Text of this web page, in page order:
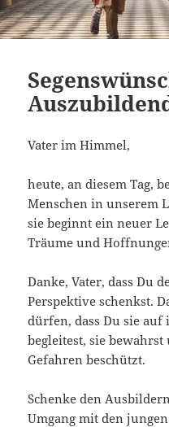
Vater im Himmel,
heute, an diesem Tag,
Menschen in unserem
sie beginnt ein neuer
Träume und
Danke, Vater, dass Du
Perspektive schenkst.
dürfen, dass Du sie auf
begleitest, sie
Gefahren beschützt.
Schenke den
Umgang mit den